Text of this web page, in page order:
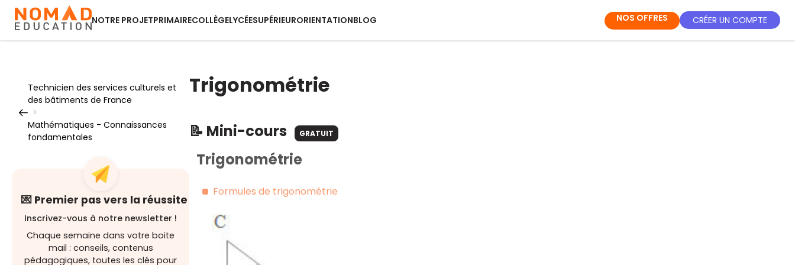
NOTRE PROJETPRIMAIRECOLLÈGELYCÉESUPÉRIEURORIENTATIONBLOG NOS OFFRES CRÉER UN COMPTE
Technicien des services culturels et
des bâtiments de France
>
Mathématiques - Connaissances
fondamentales
💌 Premier pas vers la réussite
Inscrivez-vous à notre newsletter !
Chaque semaine dans votre boite
mail : conseils, contenus
pédagogiques, toutes les clés pour
Trigonométrie
📝 Mini-cours GRATUIT
Trigonométrie
Formules de trigonométrie